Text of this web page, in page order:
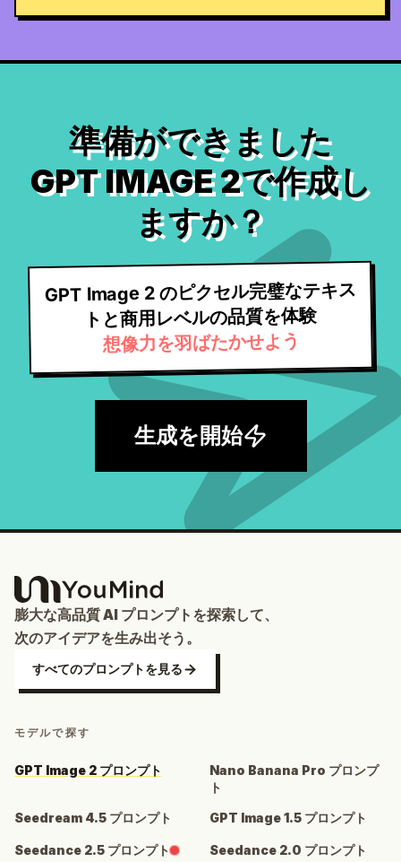
準備ができました
GPT IMAGE 2で作成し
ますか？
GPT Image 2 のピクセル完璧なテキス
トと商用レベルの品質を体験
想像力を羽ばたかせよう
生成を開始
膨大な高品質 AI プロンプトを探索して、
次のアイデアを生み出そう。
すべてのプロンプトを見る
モデルで探す
GPT Image 2 プロンプト
Nano Banana Pro プロンプ
ト
Seedream 4.5 プロンプト
GPT Image 1.5 プロンプト
Seedance 2.5 プロンプト Seedance 2.0 プロンプト